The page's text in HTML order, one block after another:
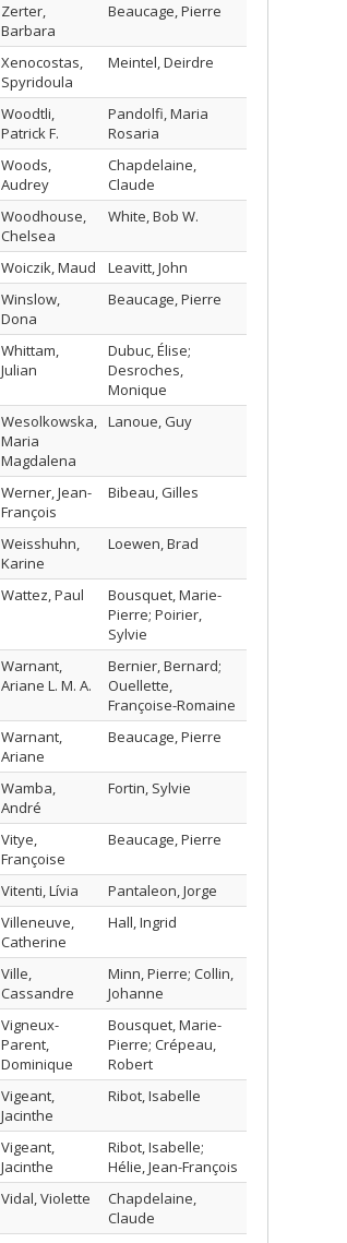
Zerter,
Barbara
Beaucage, Pierre
Xenocostas,
Spyridoula
Meintel, Deirdre
Woodtli,
Patrick F.
Pandolfi, Maria
Rosaria
Woods,
Audrey
Chapdelaine,
Claude
Woodhouse,
Chelsea
White, Bob W.
Woiczik, Maud
Leavitt, John
Winslow,
Dona
Beaucage, Pierre
Whittam,
Julian
Dubuc, Élise;
Desroches,
Monique
Wesolkowska,
Maria
Magdalena
Lanoue, Guy
Werner, Jean-
François
Bibeau, Gilles
Weisshuhn,
Karine
Loewen, Brad
Wattez, Paul
Bousquet, Marie-
Pierre; Poirier,
Sylvie
Warnant,
Ariane L. M. A.
Bernier, Bernard;
Ouellette,
Françoise-Romaine
Warnant,
Ariane
Beaucage, Pierre
Wamba,
André
Fortin, Sylvie
Vitye,
Françoise
Beaucage, Pierre
Vitenti, Lívia
Pantaleon, Jorge
Villeneuve,
Catherine
Hall, Ingrid
Ville,
Cassandre
Minn, Pierre; Collin,
Johanne
Vigneux-
Parent,
Dominique
Bousquet, Marie-
Pierre; Crépeau,
Robert
Vigeant,
Jacinthe
Ribot, Isabelle
Vigeant,
Jacinthe
Ribot, Isabelle;
Hélie, Jean-François
Vidal, Violette
Chapdelaine,
Claude